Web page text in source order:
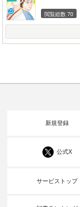
閲覧総数 70
新規登録
公式X
サービストップ